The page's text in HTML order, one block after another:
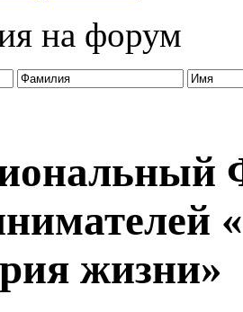
на форум
жизни»